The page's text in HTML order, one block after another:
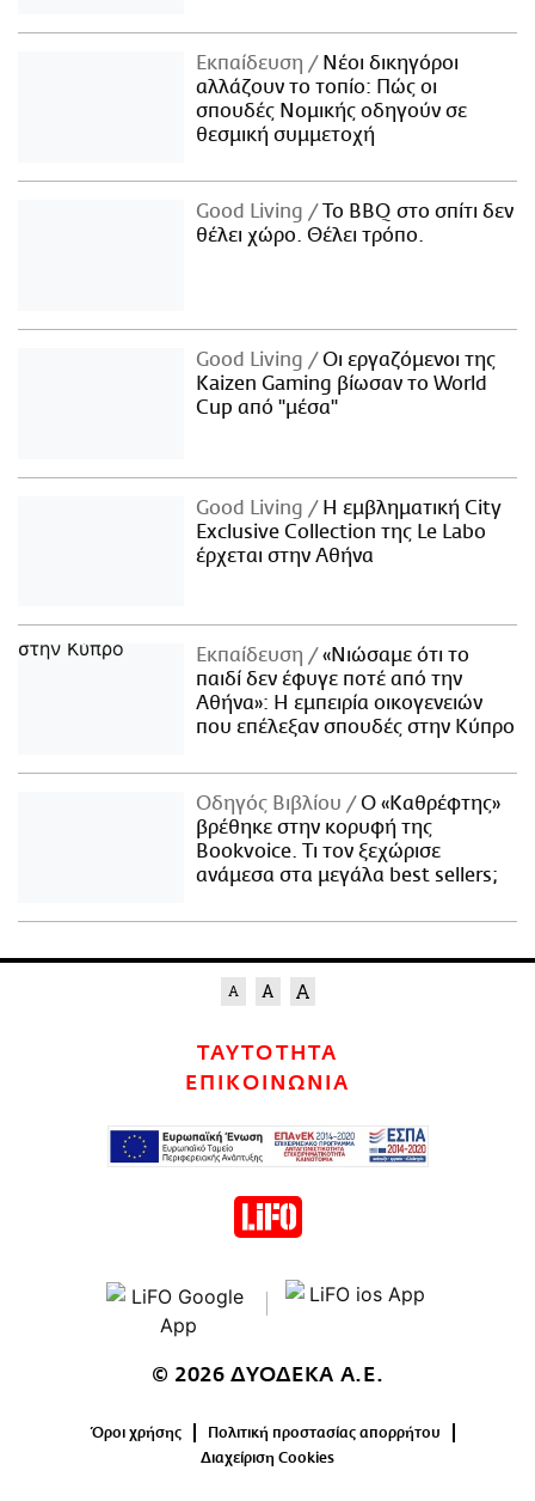
Εκπαίδευση
Νέοι δικηγόροι
αλλάζουν το τοπίο: Πώς οι
σπουδές Νομικής οδηγούν σε
θεσμική συμμετοχή
Good Living
Το BBQ στο σπίτι δεν
θέλει χώρο. Θέλει τρόπο.
Good Living
Οι εργαζόμενοι της
Kaizen Gaming βίωσαν το World
Cup από "μέσα"
Good Living
Η εμβληματική City
Exclusive Collection της Le Labo
έρχεται στην Αθήνα
Εκπαίδευση
«Νιώσαμε ότι το
παιδί δεν έφυγε ποτέ από την
Αθήνα»: Η εμπειρία οικογενειών
που επέλεξαν σπουδές στην Κύπρο
Οδηγός Βιβλίου
Ο «Καθρέφτης»
βρέθηκε στην κορυφή της
Bookvoice. Τι τον ξεχώρισε
ανάμεσα στα μεγάλα best sellers;
ΤΑΥΤΟΤΗΤΑ
ΕΠΙΚΟΙΝΩΝΙΑ
© 2026 ΔΥΟΔΕΚΑ Α.Ε.
Όροι χρήσης
Πολιτική προστασίας απορρήτου
Διαχείριση Cookies